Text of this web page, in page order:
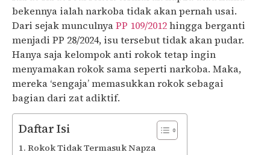
bekennya ialah narkoba tidak akan pernah usai.
Dari sejak munculnyaPP 109/2012hingga berganti
menjadi PP 28/2024, isu tersebut tidak akan pudar.
Hanya saja kelompok anti rokok tetap ingin
menyamakan rokok sama seperti narkoba. Maka,
mereka ‘sengaja’ memasukkan rokok sebagai
bagian dari zat adiktif.
Daftar Isi
Rokok Tidak Termasuk Napza